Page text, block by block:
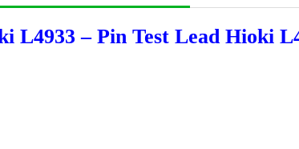
L4933 – Pin Test Lead Hioki